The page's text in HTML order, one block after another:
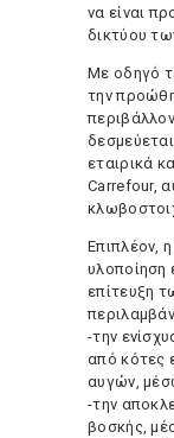
να είναι
δικτύου
Με οδηγό
την
εταιρικά
Carrefour,
Επιπλέον, η
υλοποίηση
επίτευξη
-την
από κότες
αυγών,
-την
βοσκής,